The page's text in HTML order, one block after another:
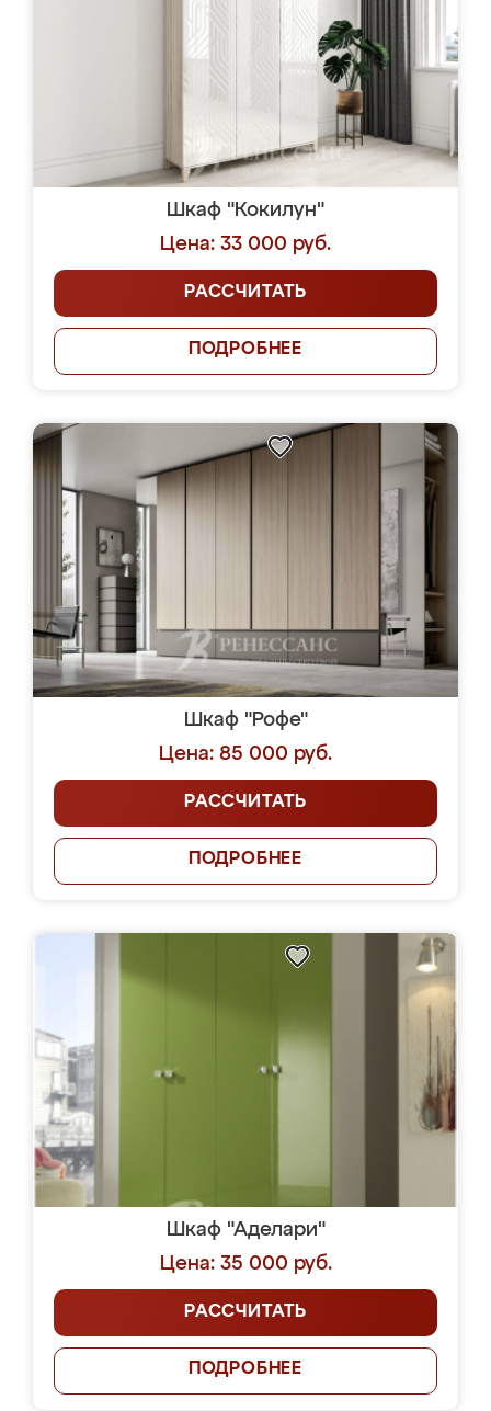
Шкаф "Кокилун"
Цена: 33 000 руб.
РАССЧИТАТЬ
ПОДРОБНЕЕ
Шкаф "Рофе"
Цена: 85 000 руб.
РАССЧИТАТЬ
ПОДРОБНЕЕ
Шкаф "Аделари"
Цена: 35 000 руб.
РАССЧИТАТЬ
ПОДРОБНЕЕ